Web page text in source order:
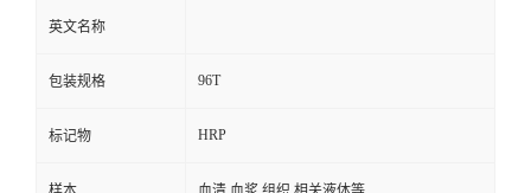
英文名称
包装规格 96T
标记物 HRP